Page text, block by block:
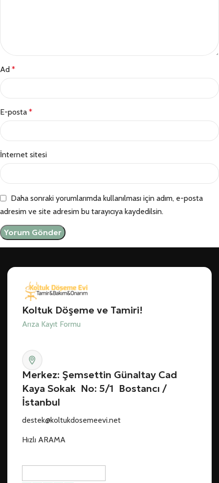
Ad *
E-posta *
İnternet sitesi
Daha sonraki yorumlarımda kullanılması için adım, e-posta
adresim ve site adresim bu tarayıcıya kaydedilsin.
Koltuk Döşeme ve Tamiri!
Arıza Kayıt Formu
Merkez: Şemsettin Günaltay Cad
Kaya Sokak No: 5/1 Bostancı /
İstanbul
destek@koltukdosemeevi.net
Hızlı ARAMA